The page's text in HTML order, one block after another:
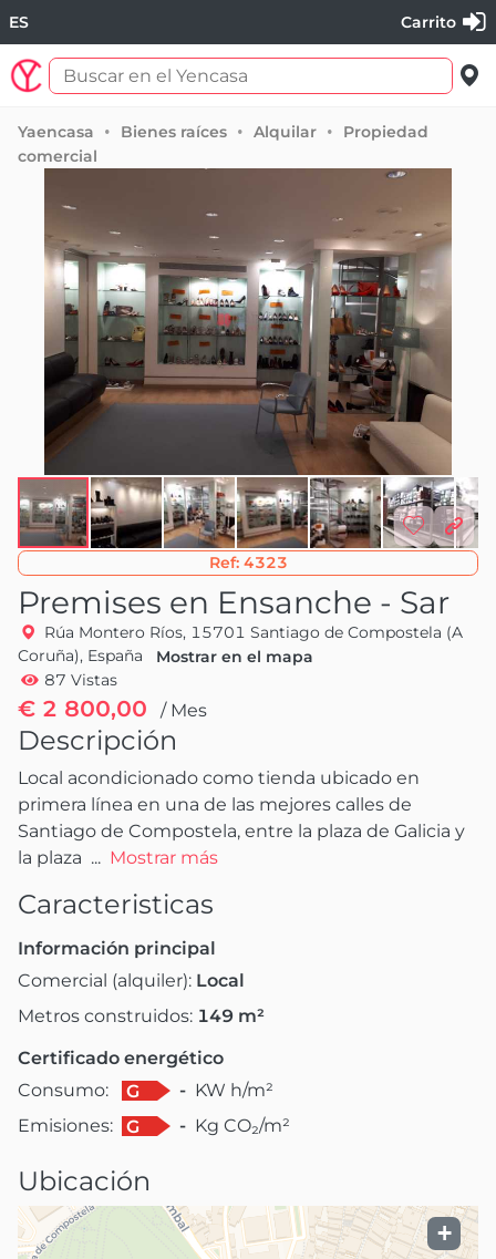
ES Carrito
Yaencasa Bienes raíces Alquilar
Propiedad
comercial
Ref: 4323
Premises en Ensanche - Sar
Rúa Montero Ríos, 15701 Santiago de Compostela (A
Coruña), España
Mostrar en el mapa
87 Vistas
€ 2 800,00 / Mes
Descripción
Local acondicionado como tienda ubicado en
primera línea en una de las mejores calles de
Santiago de Compostela, entre la plaza de Galicia y
la plaza ... Mostrar más
Caracteristicas
Información principal
Comercial (alquiler): Local
Metros construidos: 149 m²
Certificado energético
Consumo:
G - KW h/m²
Emisiones:
G - Kg CO₂/m²
Ubicación
+